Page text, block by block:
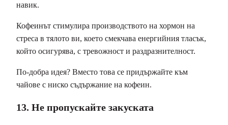
навик.
Кофеинът стимулира производството на хормон на
стреса в тялото ви, което смекчава енергийния тласък,
който осигурява, с тревожност и раздразнителност.
По-добра идея? Вместо това се придържайте към
чайове с ниско съдържание на кофеин.
13. Не пропускайте закуската